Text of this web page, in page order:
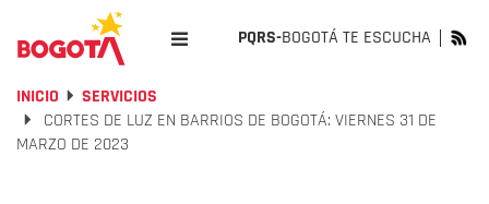
PQRS-BOGOTÁ TE ESCUCHA
INICIO
SERVICIOS
CORTES DE LUZ EN BARRIOS DE BOGOTÁ: VIERNES 31 DE
MARZO DE 2023